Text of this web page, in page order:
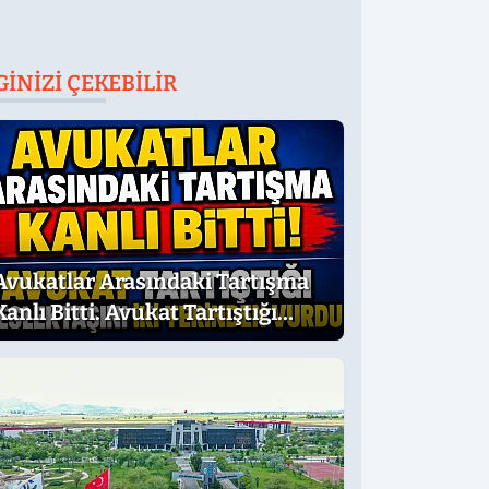
ÇEKEBILIR
Arasındaki Tartışma
Bitti. Avukat Tartıştığı
İki Yerinden Vurdu